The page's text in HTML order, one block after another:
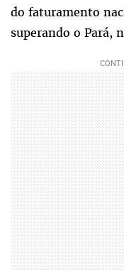
do faturamento
superando o Pará,